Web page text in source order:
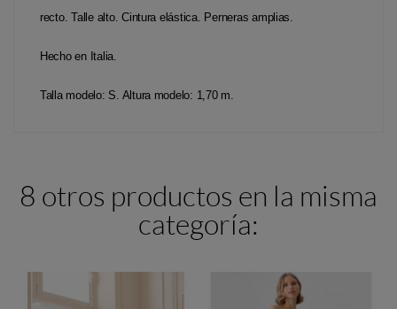
recto. Talle alto. Cintura elástica. Perneras amplias.
Hecho en Italia.
Talla modelo: S. Altura modelo: 1,70 m.
8 otros productos en la misma
categoría: